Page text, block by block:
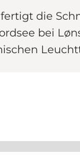
die
bei